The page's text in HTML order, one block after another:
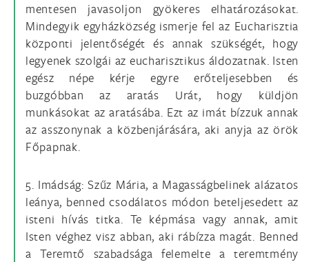
mentesen javasoljon gyökeres elhatározásokat.
Mindegyik egyházközség ismerje fel az Eucharisztia
központi jelentőségét és annak szükségét, hogy
legyenek szolgái az eucharisztikus áldozatnak. Isten
egész népe kérje egyre erőteljesebben és
buzgóbban az aratás Urát, hogy küldjön
munkásokat az aratásába. Ezt az imát bízzuk annak
az asszonynak a közbenjárására, aki anyja az örök
Főpapnak.
5. Imádság: Szűz Mária, a Magasságbelinek alázatos
leánya, benned csodálatos módon beteljesedett az
isteni hívás titka. Te képmása vagy annak, amit
Isten véghez visz abban, aki rábízza magát. Benned
a Teremtő szabadsága felemelte a teremtmény